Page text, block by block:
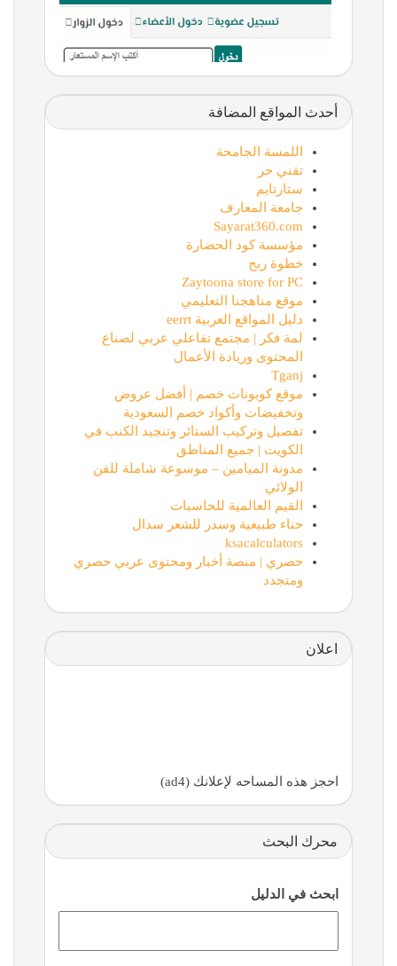
أحدث المواقع المضافة
اللمسة الجامحة
تقني حر
ستارتايم
جامعة المعارف
Sayarat360.com
مؤسسة كود الحضارة
خطوة ربح
Zaytoona store for PC
موقع مناهجنا التعليمي
دليل المواقع العربية eerrt
لمة فكر | مجتمع تفاعلي عربي لصناع
المحتوى وريادة الأعمال
Tganj
موقع كوبونات خصم | أفضل عروض
وتخفيضات وأكواد خصم السعودية
تفصيل وتركيب الستائر وتنجيد الكنب في
الكويت | جميع المناطق
مدونة الميامين – موسوعة شاملة للفن
الولائي
القيم العالمية للحاسبات
حناء طبيعية وسدر للشعر سدال
ksacalculators
حصري | منصة أخبار ومحتوى عربي حصري
ومتجدد
اعلان
احجز هذه المساحه لإعلانك (ad4)
محرك البحث
ابحث في الدليل